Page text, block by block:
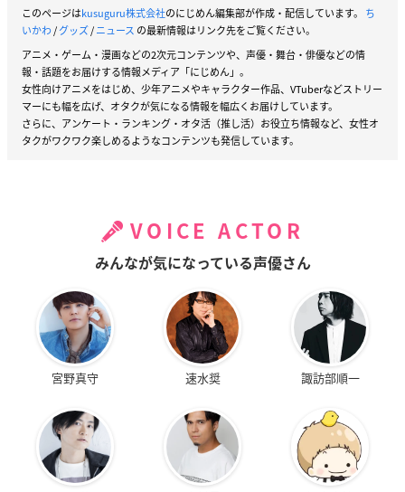
このページはkusuguru株式会社のにじめん編集部が作成・配信しています。 ち
いかわ/グッズ/ニュース の最新情報はリンク先をご覧ください。
アニメ・ゲーム・漫画などの2次元コンテンツや、声優・舞台・俳優などの情
報・話題をお届けする情報メディア「にじめん」。
女性向けアニメをはじめ、少年アニメやキャラクター作品、VTuberなどストリー
マーにも幅を広げ、オタクが気になる情報を幅広くお届けしています。
さらに、アンケート・ランキング・オタ活（推し活）お役立ち情報など、女性オ
タクがワクワク楽しめるようなコンテンツも発信しています。
VOICE ACTOR
みんなが気になっている声優さん
宮野真守 速水奨 諏訪部順一